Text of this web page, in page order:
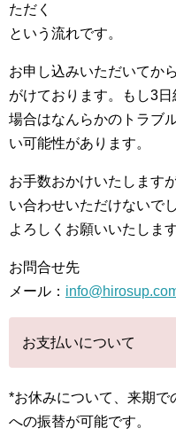
ただく
という流れです。
お申し込みいただいてか
がけております。もし3
場合はなんらかのトラブ
い可能性があります。
お手数おかけいたします
い合わせいただけないで
よろしくお願いいたします
お問合せ先
メール：
お支払いについて
*お休みについて、来期で
への振替が可能です。